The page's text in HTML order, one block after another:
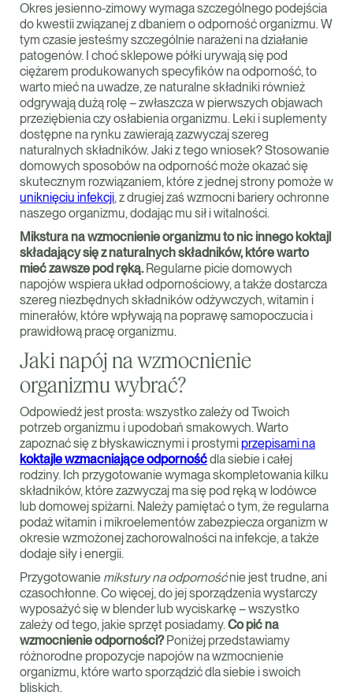
Okres jesienno-zimowy wymaga szczególnego podejścia
do kwestii związanej z dbaniem o odporność organizmu. W
tym czasie jesteśmy szczególnie narażeni na działanie
patogenów. I choć sklepowe półki urywają się pod
ciężarem produkowanych specyfików na odporność, to
warto mieć na uwadze, ze naturalne składniki również
odgrywają dużą rolę – zwłaszcza w pierwszych objawach
przeziębienia czy osłabienia organizmu. Leki i suplementy
dostępne na rynku zawierają zazwyczaj szereg
naturalnych składników. Jaki z tego wniosek? Stosowanie
domowych sposobów na odporność może okazać się
skutecznym rozwiązaniem, które z jednej strony pomoże w
uniknięciu infekcji, z drugiej zaś wzmocni bariery ochronne
naszego organizmu, dodając mu sił i witalności.
Mikstura na wzmocnienie organizmu to nic innego koktajl
składający się z naturalnych składników, które warto
mieć zawsze pod ręką. Regularne picie domowych
napojów wspiera układ odpornościowy, a także dostarcza
szereg niezbędnych składników odżywczych, witamin i
minerałów, które wpływają na poprawę samopoczucia i
prawidłową pracę organizmu.
Jaki napój na wzmocnienie
organizmu wybrać?
Odpowiedź jest prosta: wszystko zależy od Twoich
potrzeb organizmu i upodobań smakowych. Warto
zapoznać się z błyskawicznymi i prostymi przepisami na
koktajle wzmacniające odpornośćdla siebie i całej
rodziny. Ich przygotowanie wymaga skompletowania kilku
składników, które zazwyczaj ma się pod ręką w lodówce
lub domowej spiżarni. Należy pamiętać o tym, że regularna
podaż witamin i mikroelementów zabezpiecza organizm w
okresie wzmożonej zachorowalności na infekcje, a także
dodaje siły i energii.
Przygotowanie mikstury na odpornośćnie jest trudne, ani
czasochłonne. Co więcej, do jej sporządzenia wystarczy
wyposażyć się w blender lub wyciskarkę – wszystko
zależy od tego, jakie sprzęt posiadamy.Co pić na
wzmocnienie odporności?Poniżej przedstawiamy
różnorodne propozycje napojów na wzmocnienie
organizmu, które warto sporządzić dla siebie i swoich
bliskich.